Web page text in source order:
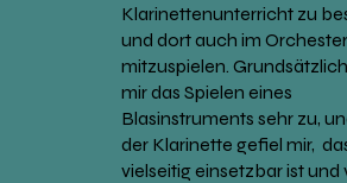
Klarinettenunterricht zu
und dort auch im Orchester
mitzuspielen.
mir das Spielen eines
Blasinstruments sehr zu,
der Klarinette gefiel mir,
vielseitig einsetzbar ist und